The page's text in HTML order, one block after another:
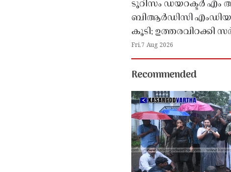
ടൂറിസം ഡയറക്ടർ എം
ബിആർഡിസി
കൂടി; ഉത്തരവിറക്കി
Fri,7 Aug 2026
Recommended